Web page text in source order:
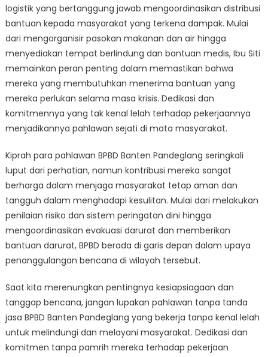
logistik yang bertanggung jawab mengoordinasikan distribusi
bantuan kepada masyarakat yang terkena dampak. Mulai
dari mengorganisir pasokan makanan dan air hingga
menyediakan tempat berlindung dan bantuan medis, Ibu Siti
memainkan peran penting dalam memastikan bahwa
mereka yang membutuhkan menerima bantuan yang
mereka perlukan selama masa krisis. Dedikasi dan
komitmennya yang tak kenal lelah terhadap pekerjaannya
menjadikannya pahlawan sejati di mata masyarakat.
Kiprah para pahlawan BPBD Banten Pandeglang seringkali
luput dari perhatian, namun kontribusi mereka sangat
berharga dalam menjaga masyarakat tetap aman dan
tangguh dalam menghadapi kesulitan. Mulai dari melakukan
penilaian risiko dan sistem peringatan dini hingga
mengoordinasikan evakuasi darurat dan memberikan
bantuan darurat, BPBD berada di garis depan dalam upaya
penanggulangan bencana di wilayah tersebut.
Saat kita merenungkan pentingnya kesiapsiagaan dan
tanggap bencana, jangan lupakan pahlawan tanpa tanda
jasa BPBD Banten Pandeglang yang bekerja tanpa kenal lelah
untuk melindungi dan melayani masyarakat. Dedikasi dan
komitmen tanpa pamrih mereka terhadap pekerjaan